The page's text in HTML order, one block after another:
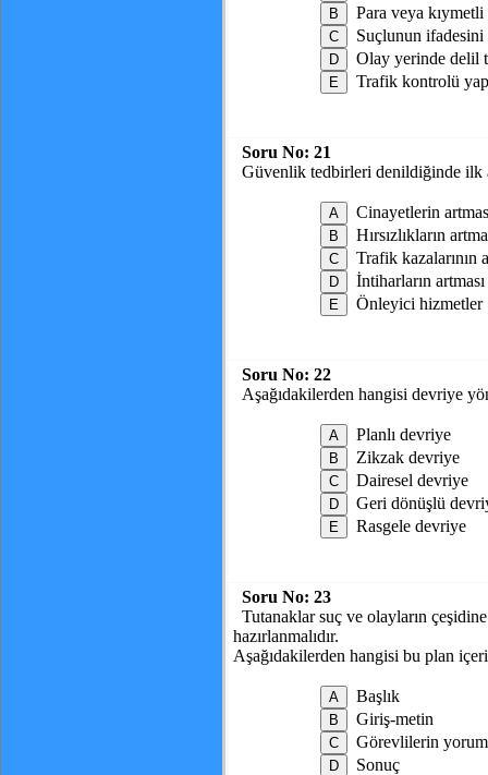
Para veya
Suçlunun ifadesini
Olay yerinde delil
Trafik kontrolü
Soru No: 21
Güvenlik tedbirleri denildiğinde ilk
Cinayetlerin
Hırsızlıkların
Trafik kazalarının
İntiharların artması
Önleyici hizmetler
Soru No: 22
Aşağıdakilerden hangisi devriye
Planlı devriye
Zikzak devriye
Dairesel devriye
Geri dönüşlü
Rasgele devriye
Soru No: 23
Tutanaklar suç ve olayların
hazırlanmalıdır.
Aşağıdakilerden hangisi bu plan
Başlık
Giriş-metin
Görevlilerin
Sonuç